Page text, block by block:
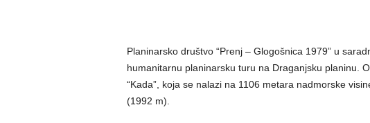
Planinarsko društvo “Prenj – Glogošnica 1979” u
humanitarnu planinarsku turu na Draganjsku planinu.
“Kada”, koja se nalazi na 1106 metara nadmorske
(1992 m).